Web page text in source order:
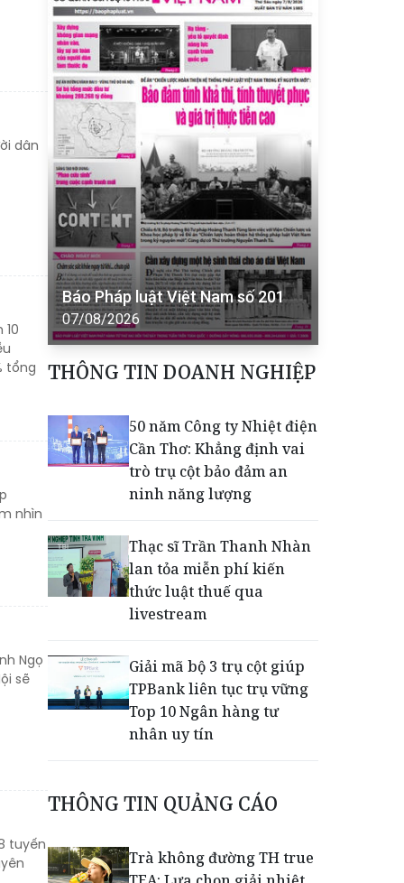
dân
tổng
nhìn
Ngọ
sẽ
tuyến
Báo Pháp luật Việt Nam số 201
07/08/2026
THÔNG TIN DOANH NGHIỆP
50 năm Công ty Nhiệt điện
Cần Thơ: Khẳng định vai
trò trụ cột bảo đảm an
ninh năng lượng
Thạc sĩ Trần Thanh Nhàn
lan tỏa miễn phí kiến
thức luật thuế qua
livestream
Giải mã bộ 3 trụ cột giúp
TPBank liên tục trụ vững
Top 10 Ngân hàng tư
nhân uy tín
thành lập và đón nhận
Hạng 3
THÔNG TIN QUẢNG CÁO
Trà không đường TH true